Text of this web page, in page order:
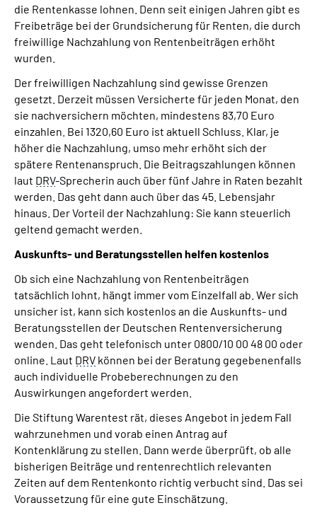
die Rentenkasse lohnen. Denn seit einigen Jahren gibt es
Freibeträge bei der Grundsicherung für Renten, die durch
freiwillige Nachzahlung von Rentenbeiträgen erhöht
wurden.
Der freiwilligen Nachzahlung sind gewisse Grenzen
gesetzt. Derzeit müssen Versicherte für jeden Monat, den
sie nachversichern möchten, mindestens 83,70 Euro
einzahlen. Bei 1320,60 Euro ist aktuell Schluss. Klar, je
höher die Nachzahlung, umso mehr erhöht sich der
spätere Rentenanspruch. Die Beitragszahlungen können
laut DRV-Sprecherin auch über fünf Jahre in Raten bezahlt
werden. Das geht dann auch über das 45. Lebensjahr
hinaus. Der Vorteil der Nachzahlung: Sie kann steuerlich
geltend gemacht werden.
Auskunfts- und Beratungsstellen helfen kostenlos
Ob sich eine Nachzahlung von Rentenbeiträgen
tatsächlich lohnt, hängt immer vom Einzelfall ab. Wer sich
unsicher ist, kann sich kostenlos an die Auskunfts- und
Beratungsstellen der Deutschen Rentenversicherung
wenden. Das geht telefonisch unter 0800/10 00 48 00 oder
online. Laut DRV können bei der Beratung gegebenenfalls
auch individuelle Probeberechnungen zu den
Auswirkungen angefordert werden.
Die Stiftung Warentest rät, dieses Angebot in jedem Fall
wahrzunehmen und vorab einen Antrag auf
Kontenklärung zu stellen. Dann werde überprüft, ob alle
bisherigen Beiträge und rentenrechtlich relevanten
Zeiten auf dem Rentenkonto richtig verbucht sind. Das sei
Voraussetzung für eine gute Einschätzung.